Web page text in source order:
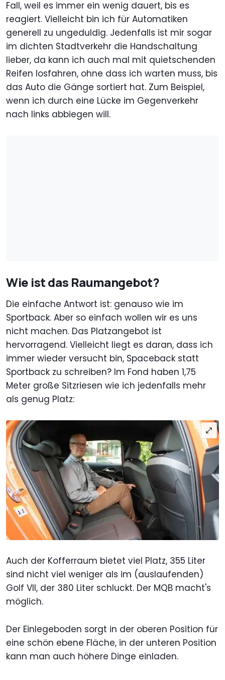
Fall, weil es immer ein wenig dauert, bis es
reagiert. Vielleicht bin ich für Automatiken
generell zu ungeduldig. Jedenfalls ist mir sogar
im dichten Stadtverkehr die Handschaltung
lieber, da kann ich auch mal mit quietschenden
Reifen losfahren, ohne dass ich warten muss, bis
das Auto die Gänge sortiert hat. Zum Beispiel,
wenn ich durch eine Lücke im Gegenverkehr
nach links abbiegen will.
Wie ist das Raumangebot?
Die einfache Antwort ist: genauso wie im
Sportback. Aber so einfach wollen wir es uns
nicht machen. Das Platzangebot ist
hervorragend. Vielleicht liegt es daran, dass ich
immer wieder versucht bin, Spaceback statt
Sportback zu schreiben? Im Fond haben 1,75
Meter große Sitzriesen wie ich jedenfalls mehr
als genug Platz:
Auch der Kofferraum bietet viel Platz, 355 Liter
sind nicht viel weniger als im (auslaufenden)
Golf VII, der 380 Liter schluckt. Der MQB macht's
möglich.
Der Einlegeboden sorgt in der oberen Position für
eine schön ebene Fläche, in der unteren Position
kann man auch höhere Dinge einladen.